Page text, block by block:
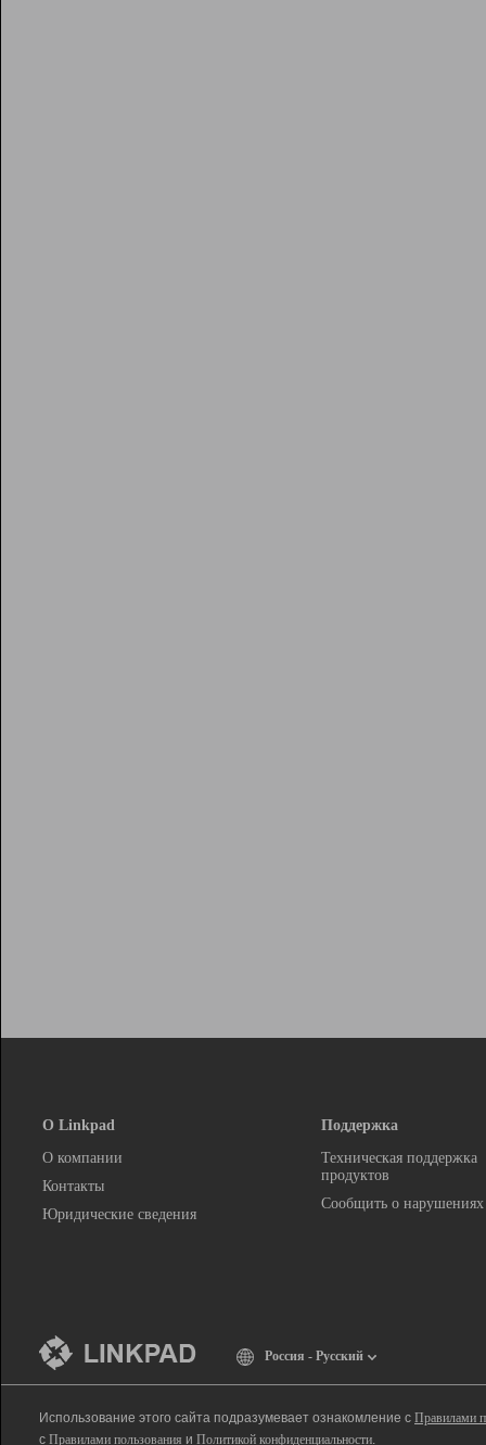
О Linkpad
О компании
Контакты
Юридические сведения
Поддержка
Техническая поддержка
продуктов
Сообщить о нарушениях
Россия - Русский
Использование этого сайта подразумевает ознакомление с Правилами
с Правилами пользования и Политикой конфиденциальности.